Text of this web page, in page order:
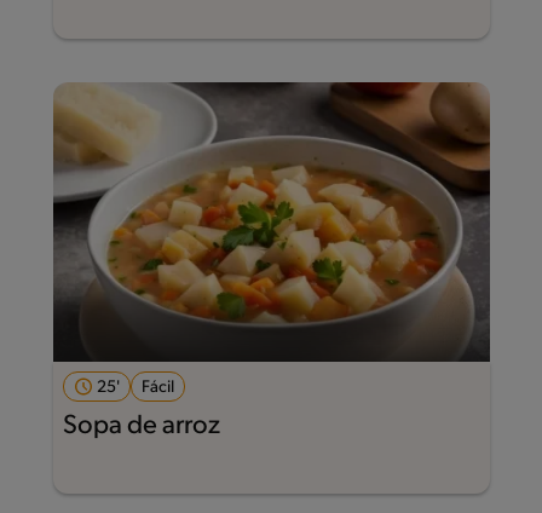
25' Fácil
Sopa de arroz